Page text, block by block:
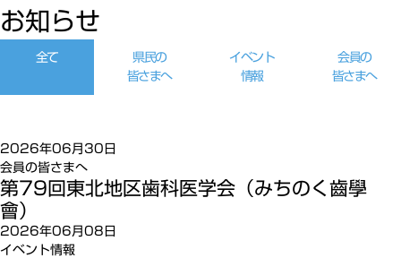
お知らせ
全て
県民の
皆さまへ
イベント
情報
会員の
皆さまへ
2026年06月30日
会員の皆さまへ
第79回東北地区歯科医学会（みちのく齒學
會）
2026年06月08日
イベント情報